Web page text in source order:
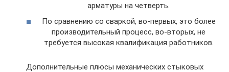
арматуры на четверть.
По сравнению со сваркой, во-первых, это более
производительный процесс, во-вторых, не
требуется высокая квалификация работников.
Дополнительные плюсы механических стыковых